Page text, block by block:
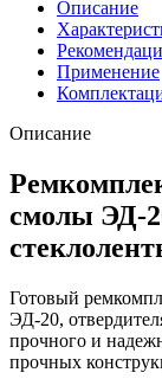
Описание
Применение
Описание
смолы ЭД-
Готовый
ЭД-20,
прочного и
прочных